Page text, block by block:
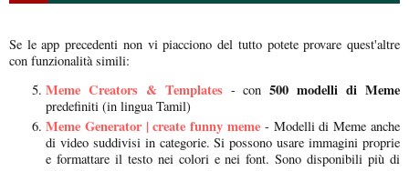
Se le app precedenti non vi piacciono del tutto potete provare quest'altre
con funzionalità simili:
Meme Creators & Templates- con500 modelli di Meme
predefiniti (in lingua Tamil)
Meme Generator | create funny meme - Modelli di Meme anche
di video suddivisi in categorie. Si possono usare immagini proprie
e formattare il testo nei colori e nei font. Sono disponibili più di